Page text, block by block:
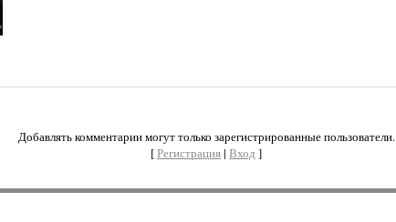
Добавлять комментарии могут только зарегистрированные пользователи.
[Регистрация| Вход ]